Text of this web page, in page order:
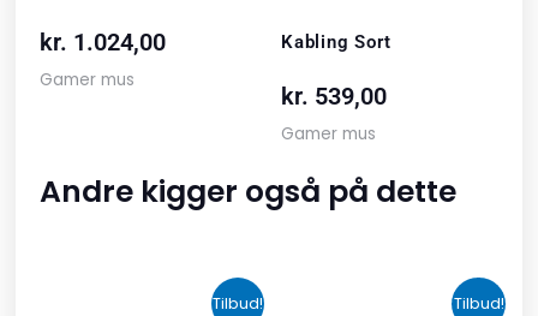
kr. 1.024,00
Gamer mus
Kabling Sort
kr. 539,00
Gamer mus
Andre kigger også på dette
Tilbud!
Den
Tilbud!